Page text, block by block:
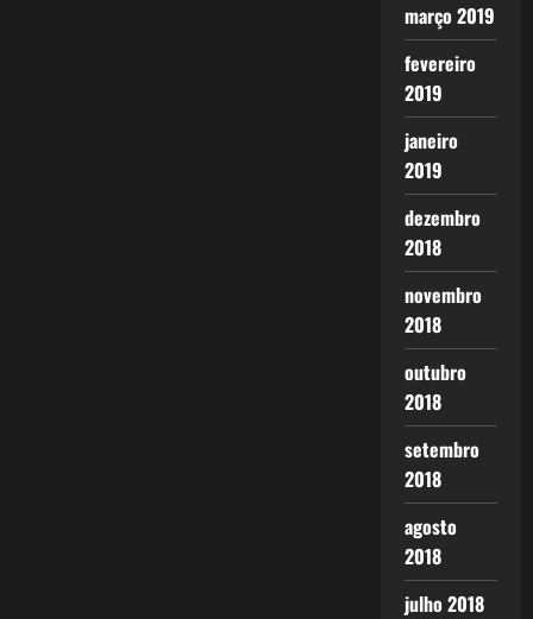
março 2019
fevereiro
2019
janeiro
2019
dezembro
2018
novembro
2018
outubro
2018
setembro
2018
agosto
2018
julho 2018